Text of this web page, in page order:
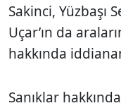
Sakinci, Yüzbaşı
Uçar’ın da
hakkında
Sanıklar